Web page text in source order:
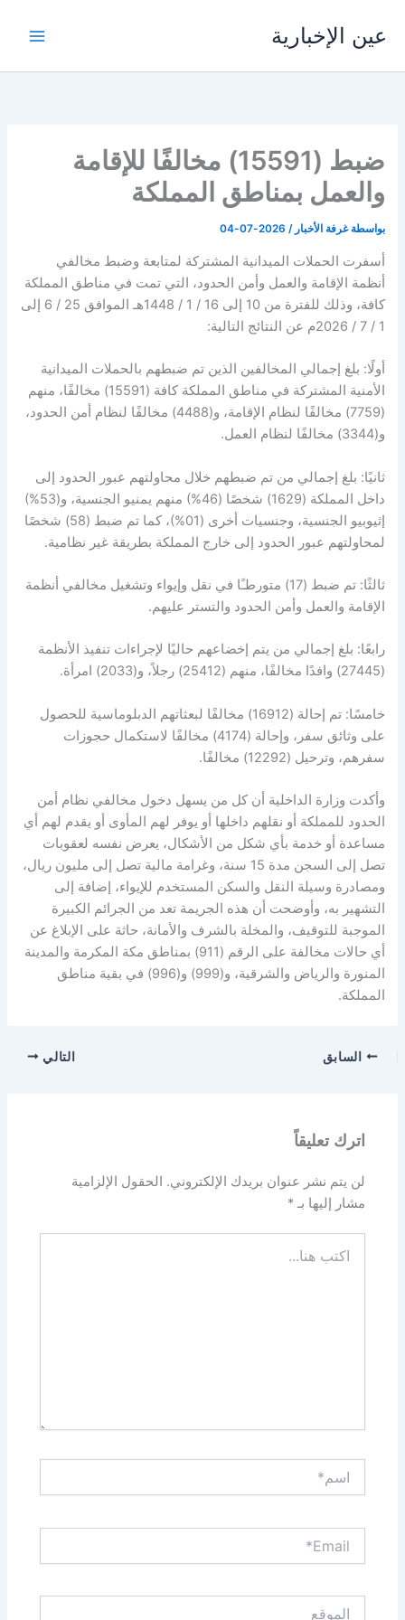
المحتوى
عين الإخبارية
ضبط (15591) مخالفًا للإقامة
والعمل بمناطق المملكة
بواسطة غرفة الأخبار/
2026-07-04
أسفرت الحملات الميدانية المشتركة لمتابعة وضبط مخالفي
أنظمة الإقامة والعمل وأمن الحدود، التي تمت في مناطق المملكة
كافة، وذلك للفترة من 10 إلى 16 / 1 / 1448هـ الموافق 25 / 6 إلى
1 / 7 / 2026م عن النتائج التالية:
أولًا: بلغ إجمالي المخالفين الذين تم ضبطهم بالحملات الميدانية
الأمنية المشتركة في مناطق المملكة كافة (15591) مخالفًا، منهم
(7759) مخالفًا لنظام الإقامة، و(4488) مخالفًا لنظام أمن الحدود،
و(3344) مخالفًا لنظام العمل.
ثانيًا: بلغ إجمالي من تم ضبطهم خلال محاولتهم عبور الحدود إلى
داخل المملكة (1629) شخصًا (46%) منهم يمنيو الجنسية، و(53%)
إثيوبيو الجنسية، وجنسيات أخرى (01%)، كما تم ضبط (58) شخصًا
لمحاولتهم عبور الحدود إلى خارج المملكة بطريقة غير نظامية.
ثالثًا: تم ضبط (17) متورطـًا في نقل وإيواء وتشغيل مخالفي أنظمة
الإقامة والعمل وأمن الحدود والتستر عليهم.
رابعًا: بلغ إجمالي من يتم إخضاعهم حاليًا لإجراءات تنفيذ الأنظمة
(27445) وافدًا مخالفًا، منهم (25412) رجلاً، و(2033) امرأة.
خامسًا: تم إحالة (16912) مخالفًا لبعثاتهم الدبلوماسية للحصول
على وثائق سفر، وإحالة (4174) مخالفًا لاستكمال حجوزات
سفرهم، وترحيل (12292) مخالفًا.
وأكدت وزارة الداخلية أن كل من يسهل دخول مخالفي نظام أمن
الحدود للمملكة أو نقلهم داخلها أو يوفر لهم المأوى أو يقدم لهم أي
مساعدة أو خدمة بأي شكل من الأشكال، يعرض نفسه لعقوبات
تصل إلى السجن مدة 15 سنة، وغرامة مالية تصل إلى مليون ريال،
ومصادرة وسيلة النقل والسكن المستخدم للإيواء، إضافة إلى
التشهير به، وأوضحت أن هذه الجريمة تعد من الجرائم الكبيرة
الموجبة للتوقيف، والمخلة بالشرف والأمانة، حاثة على الإبلاغ عن
أي حالات مخالفة على الرقم (911) بمناطق مكة المكرمة والمدينة
المنورة والرياض والشرقية، و(999) و(996) في بقية مناطق
المملكة.
السابق التالي
اترك تعليقاً
لن يتم نشر عنوان بريدك الإلكتروني. الحقول الإلزامية
مشار إليها بـ*
هنا...